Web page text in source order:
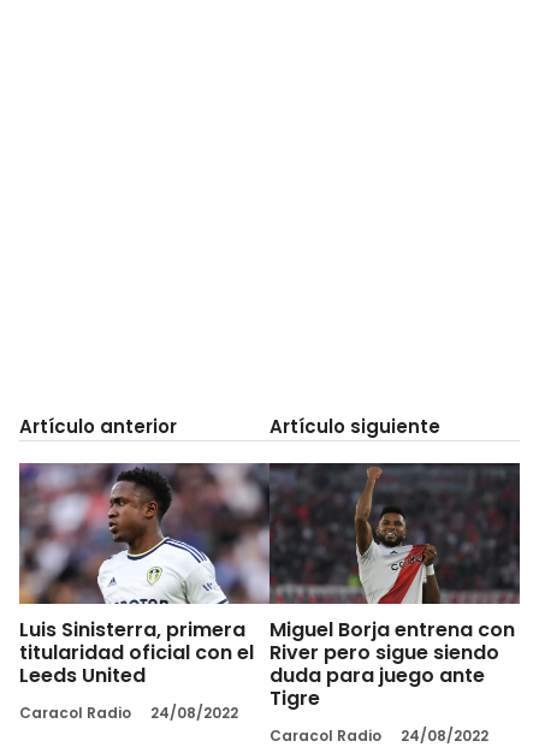
Artículo anterior
Luis Sinisterra, primera
titularidad oficial con el
Leeds United
Caracol Radio 24/08/2022
Artículo siguiente
Miguel Borja entrena con
River pero sigue siendo
duda para juego ante
Tigre
Caracol Radio 24/08/2022